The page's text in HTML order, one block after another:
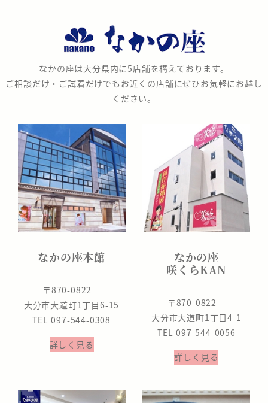
座
なかの座は大分県内に5店舗を構えております。
ご相談だけ・ご試着だけでもお近くの店舗にぜひお気軽にお越し
ください。
なかの座本館
〒870-0822
大分市大道町1丁目6-15
TEL 097-544-0308
詳しく見る
なかの座
咲くらKAN
〒870-0822
大分市大道町1丁目4-1
TEL 097-544-0056
詳しく見る